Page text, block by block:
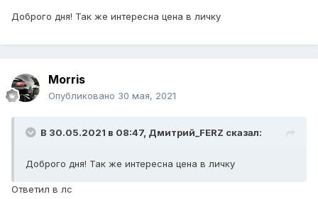
Доброго дня! Так же интересна цена в личку
Morris
Опубликовано 30 мая, 2021
В 30.05.2021 в 08:47, Дмитрий_FERZ сказал:
Доброго дня! Так же интересна цена в личку
Ответил в лс